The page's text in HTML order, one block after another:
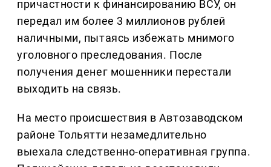
причастности к финансированию ВСУ, он
передал им более 3 миллионов рублей
наличными, пытаясь избежать мнимого
уголовного преследования. После
получения денег мошенники перестали
выходить на связь.
На место происшествия в Автозаводском
районе Тольятти незамедлительно
выехала следственно-оперативная группа.